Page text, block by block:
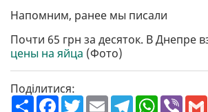
Напомним, ранее мы писали
Почти 65 грн за десяток. В Днепре
цены на яйца (Фото)
Поділитися:
П
F T E T W V